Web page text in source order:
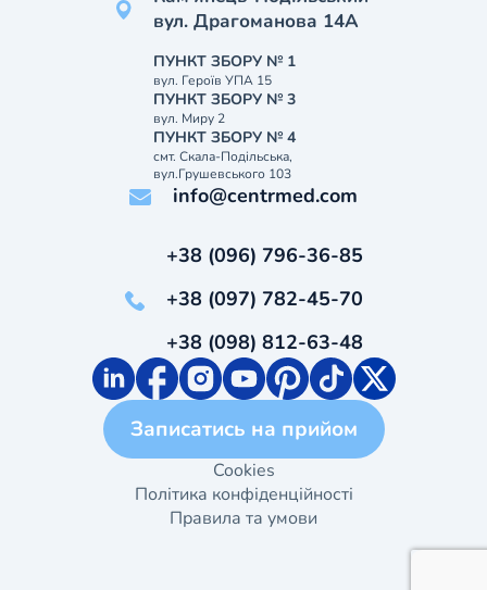
вул. Драгоманова 14А
ПУНКТ ЗБОРУ № 1
вул. Героїв УПА 15
ПУНКТ ЗБОРУ № 3
вул. Миру 2
ПУНКТ ЗБОРУ № 4
смт. Скала-Подільська,
вул.Грушевського 103
info@centrmed.com
+38 (096) 796-36-85
+38 (097) 782-45-70
+38 (098) 812-63-48
Записатись на прийом
Cookies
Політика конфіденційності
Правила та умови